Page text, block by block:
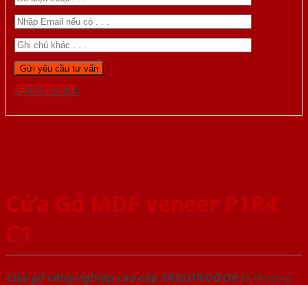
Gọi 0976.169.864
Cửa Gỗ MDF veneer P1R4
C1
Cửa gỗ công nghiệp cao cấp SAIGONDOORlà thương